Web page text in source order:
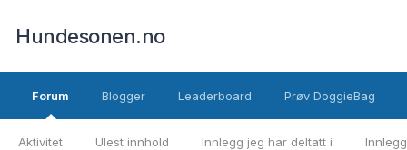
Hundesonen.no
Forum
Aktivitet Ulest innhold Innlegg jeg har deltatt i
Blogger Leaderboard Prøv DoggieBag